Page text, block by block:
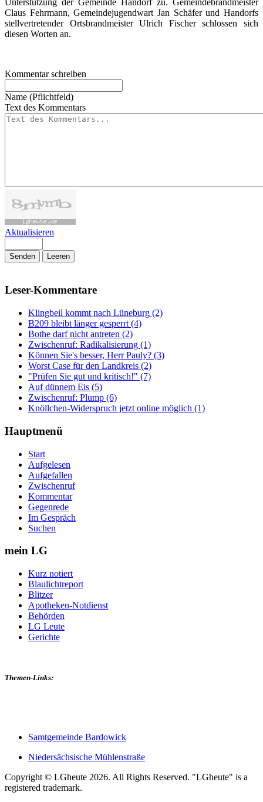
Claus Fehrmann, Gemeindejugendwart Jan Schäfer und Handorfs
stellvertretender Ortsbrandmeister Ulrich Fischer schlossen sich
diesen Worten an.
Kommentar schreiben
Name (Pflichtfeld)
Text des Kommentars
Aktualisieren
Senden Leeren
Leser-Kommentare
Klingbeil kommt nach Lüneburg (2)
B209 bleibt länger gesperrt (4)
Bothe darf nicht antreten (2)
Zwischenruf: Radikalisierung (1)
Können Sie's besser, Herr Pauly? (3)
Worst Case für den Landkreis (2)
"Prüfen Sie gut und kritisch!" (7)
Auf dünnem Eis (5)
Zwischenruf: Plump (6)
Knöllchen-Widerspruch jetzt online möglich (1)
Hauptmenü
Start
Aufgelesen
Aufgefallen
Zwischenruf
Kommentar
Gegenrede
Im Gespräch
Suchen
mein LG
Kurz notiert
Blaulichtreport
Blitzer
Apotheken-Notdienst
Behörden
LG Leute
Gerichte
Themen-Links:
Samtgemeinde Bardowick
Niedersächsische Mühlenstraße
Copyright © LGheute 2026. All Rights Reserved. "LGheute" is a
registered trademark.